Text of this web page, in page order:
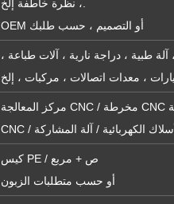
OEM أو التصميم ، حسب طلبك
طبية ، دراجة نارية ، آلات طباعة ،
مركز المعالجة CNC / مخرطة CNC العمودية / مخرطة CNC / آلة الطحن CNC / آلة الطحن
كيس PE / ص + مربع
أو حسب متطلبات الزبون